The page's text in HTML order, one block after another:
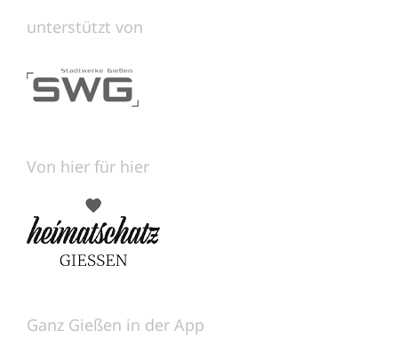
unterstützt von
Von hier für hier
Ganz Gießen in der App